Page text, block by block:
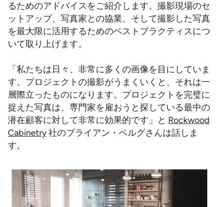
るためのアドバイスをご紹介します。撮影現場のセ
ットアップ、写真家との協業、そして撮影した写真
を最大限に活用するためのベストプラクティスにつ
いて取り上げます。
「私たちは日々、非常に多くの画像を目にしていま
す。プロジェクトの撮影がうまくいくと、それは一
層際立ったものになります。プロジェクトを完璧に
捉えた写真は、専門家を雇おうと探している最中の
潜在顧客に対して非常に効果的です」と Rockwood
Cabinetry社のブライアン・ベルグさんは話しま
す。